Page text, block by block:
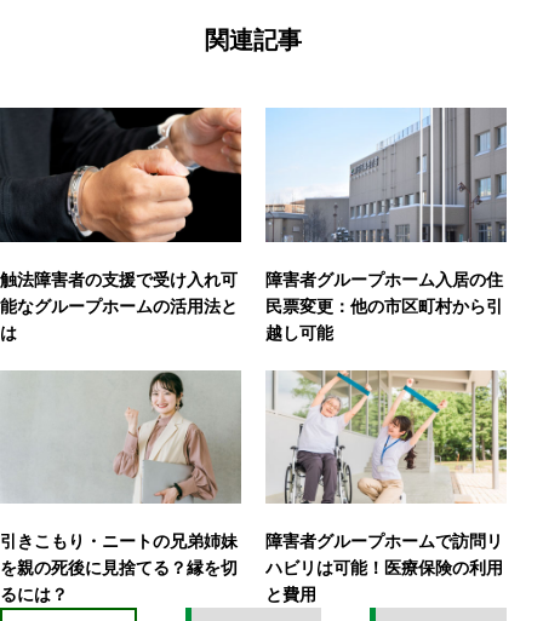
関連記事
触法障害者の支援で受け入れ可
能なグループホームの活用法と
は
障害者グループホーム入居の住
民票変更：他の市区町村から引
越し可能
引きこもり・ニートの兄弟姉妹
を親の死後に見捨てる？縁を切
るには？
障害者グループホームで訪問リ
ハビリは可能！医療保険の利用
と費用